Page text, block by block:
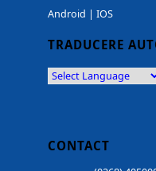
Android | IOS
TRADUCERE
CONTACT